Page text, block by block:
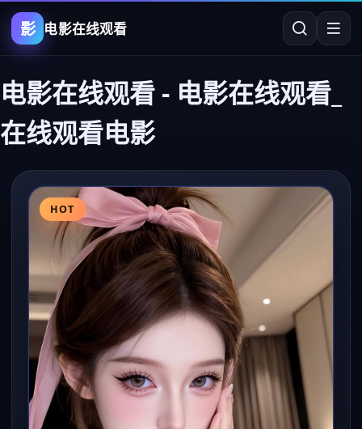
影 电影在线观看
电影在线观看 - 电影在线观看_
在线观看电影
HOT